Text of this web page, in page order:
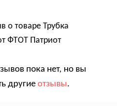
о товаре Трубка
ФТОТ Патриот
пока нет, но вы
другие отзывы.